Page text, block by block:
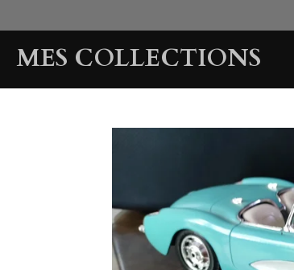
au
contenu
principal
MES COLLECTIONS